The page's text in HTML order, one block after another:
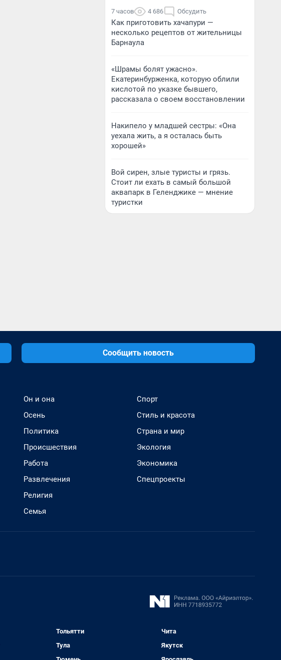
7 часов 4 686 Обсудить
Как приготовить хачапури —
несколько рецептов от жительницы
Барнаула
«Шрамы болят ужасно».
Екатеринбурженка, которую облили
кислотой по указке бывшего,
рассказала о своем восстановлении
Накипело у младшей сестры: «Она
уехала жить, а я осталась быть
хорошей»
Вой сирен, злые туристы и грязь.
Стоит ли ехать в самый большой
аквапарк в Геленджике — мнение
туристки
Сообщить новость
Он и она
Осень
Политика
Происшествия
Работа
Развлечения
Религия
Семья
Спорт
Стиль и красота
Страна и мир
Экология
Экономика
Спецпроекты
Тольятти
Тула
Чита
Якутск